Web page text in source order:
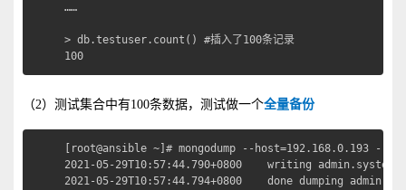
……
> db.testuser.count() #插入了100条记录
100
（2）测试集合中有100条数据，测试做一个全量备份
[root@ansible ~]# mongodump --host=192.168.0.193
2021-05-29T10:57:44.790+0800	writing admin.system.users to
2021-05-29T10:57:44.794+0800	done dumping admin.system.users (6 documents)